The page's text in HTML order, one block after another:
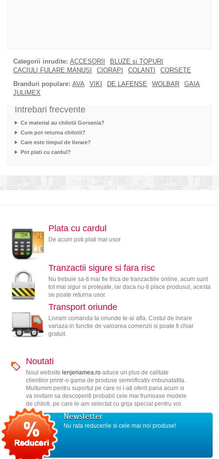
Categorii inrudite: ACCESORII
BLUZE si TOPURI
CACIULI FULARE MANUSI
CIORAPI COLANTI
CORSETE
Branduri populare: AVA VIKI DE LAFENSE WOLBAR
GAIA
JULIMEX
Intrebari frecvente
Ce material au chilotii Gorsenia?
Cum pot returna chilotii?
Care este timpul de livrare?
Pot plati cu cardul?
Plata cu cardul
De acum poti plati mai usor
Tranzactii sigure si fara risc
Nu trebuie sa-ti mai fie frica de tranzactiile online, acum sunt
tot mai sigur si protejate, iar daca nu-ti place produsul, acesta
se poate returna usor.
Transport oriunde
Livram comanda ta oriunde te-ai afla. Costul de livrare
variaza in functie de valoarea comenzii si poate fi chiar
gratuit.
Noutati
Noul website lenjeriamea.roaduce un plus de calitate
clientilor printr-o gama de produse semnificativ imbunatatita.
Multumim pentru suportul pe care ni l-ati oferit pana acum si
va invitam sa descoperiti probabil cele mai frumoase modele
de chiloti, pe care le-am selectat cu grija special pentru voi.
Newsletter
Nu rata reducerile si cele mai noi produse!